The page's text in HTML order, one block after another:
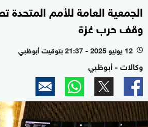
الجمعية العامة للأمم
وقف حرب غزة
l 12 يونيو 2025 - 21:37 بتوقيت أبوظبي
وكالات - أبوظبي